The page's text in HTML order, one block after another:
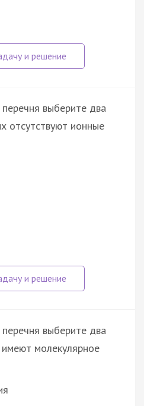
выберите два
отсутствуют ионные
выберите два
молекулярное